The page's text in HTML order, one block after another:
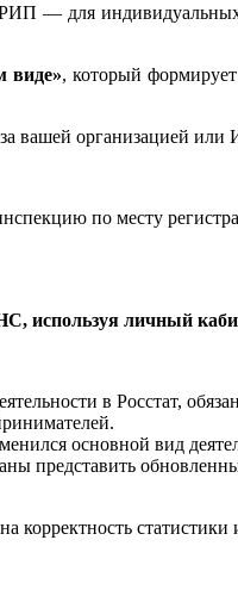
для индивидуальных
виде», который
вашей организацией или
по месту
используя личный
в Росстат,
основной вид
представить
статистики